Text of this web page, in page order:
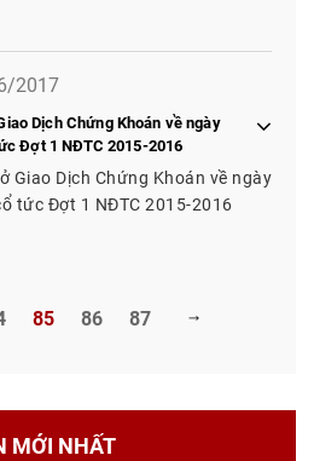
2017
Dịch Chứng Khoán về ngày
Đợt 1 NĐTC 2015-2016
Giao Dịch Chứng Khoán về ngày
tức Đợt 1 NĐTC 2015-2016
85 86 87
MỚI NHẤT